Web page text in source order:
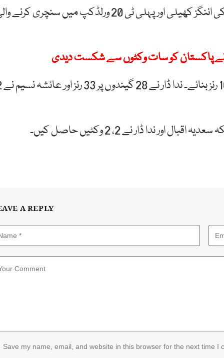
پاکستانی بیٹر منیبہ علی نے آئر لینڈ کے خلاف 102 رنز کی اننگز کھیلی اور پہلی ٹی 20 ورلڈکپ میں سنچری
منیبہ علی نے 68
A REPLY
Save my name, email, and website in this browser for the next time I